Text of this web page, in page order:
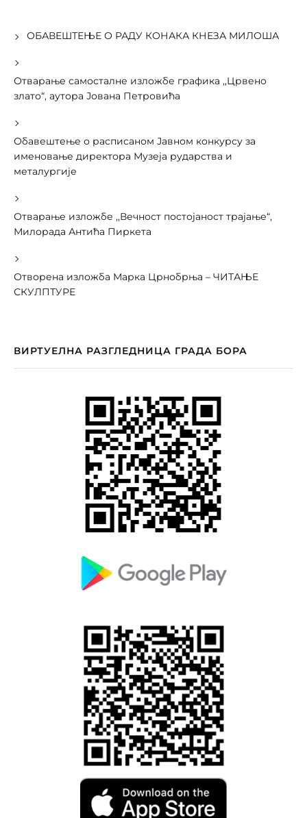
ОБАВЕШТЕЊЕ О РАДУ КОНАКА КНЕЗА МИЛОША
Отварање самосталне изложбе графика ,,Црвено
злато“, аутора Јована Петровића
Обавештење о расписаном Јавном конкурсу за
именовање директора Музеја рударства и
металургије
Отварање изложбе ,,Вечност постојаност трајање“,
Милорада Антића Пиркета
Отворена изложба Марка Црнобрња – ЧИТАЊЕ
СКУЛПТУРЕ
ВИРТУЕЛНА РАЗГЛЕДНИЦА ГРАДА БОРА